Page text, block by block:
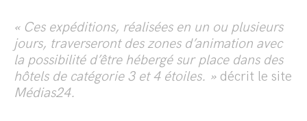
« Ces expéditions, réalisées en un ou plusieurs
jours, traverseront des zones d’animation avec
la possibilité d’être hébergé sur place dans des
hôtels de catégorie 3 et 4 étoiles. »décrit le site
Médias24.